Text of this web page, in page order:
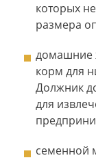
которых
размера
домашние
корм для
Должник
для
семенной